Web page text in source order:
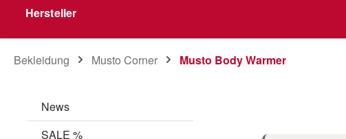
Hersteller
Bekleidung Musto Corner Musto Body Warmer
News
SALE %